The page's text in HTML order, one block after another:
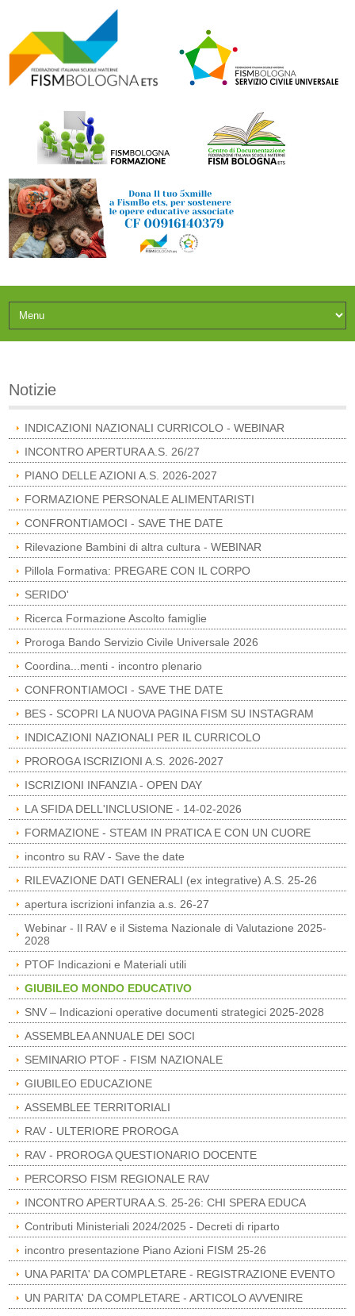
Notizie
INDICAZIONI NAZIONALI CURRICOLO - WEBINAR
INCONTRO APERTURA A.S. 26/27
PIANO DELLE AZIONI A.S. 2026-2027
FORMAZIONE PERSONALE ALIMENTARISTI
CONFRONTIAMOCI - SAVE THE DATE
Rilevazione Bambini di altra cultura - WEBINAR
Pillola Formativa: PREGARE CON IL CORPO
SERIDO'
Ricerca Formazione Ascolto famiglie
Proroga Bando Servizio Civile Universale 2026
Coordina...menti - incontro plenario
CONFRONTIAMOCI - SAVE THE DATE
BES - SCOPRI LA NUOVA PAGINA FISM SU INSTAGRAM
INDICAZIONI NAZIONALI PER IL CURRICOLO
PROROGA ISCRIZIONI A.S. 2026-2027
ISCRIZIONI INFANZIA - OPEN DAY
LA SFIDA DELL'INCLUSIONE - 14-02-2026
FORMAZIONE - STEAM IN PRATICA E CON UN CUORE
incontro su RAV - Save the date
RILEVAZIONE DATI GENERALI (ex integrative) A.S. 25-26
apertura iscrizioni infanzia a.s. 26-27
Webinar - Il RAV e il Sistema Nazionale di Valutazione 2025-
2028
PTOF Indicazioni e Materiali utili
GIUBILEO MONDO EDUCATIVO
SNV – Indicazioni operative documenti strategici 2025-2028
ASSEMBLEA ANNUALE DEI SOCI
SEMINARIO PTOF - FISM NAZIONALE
GIUBILEO EDUCAZIONE
ASSEMBLEE TERRITORIALI
RAV - ULTERIORE PROROGA
RAV - PROROGA QUESTIONARIO DOCENTE
PERCORSO FISM REGIONALE RAV
INCONTRO APERTURA A.S. 25-26: CHI SPERA EDUCA
Contributi Ministeriali 2024/2025 - Decreti di riparto
incontro presentazione Piano Azioni FISM 25-26
UNA PARITA' DA COMPLETARE - REGISTRAZIONE EVENTO
UN PARITA' DA COMPLETARE - ARTICOLO AVVENIRE